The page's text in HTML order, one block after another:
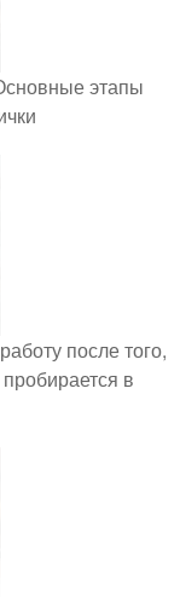
этапы
после того,
в